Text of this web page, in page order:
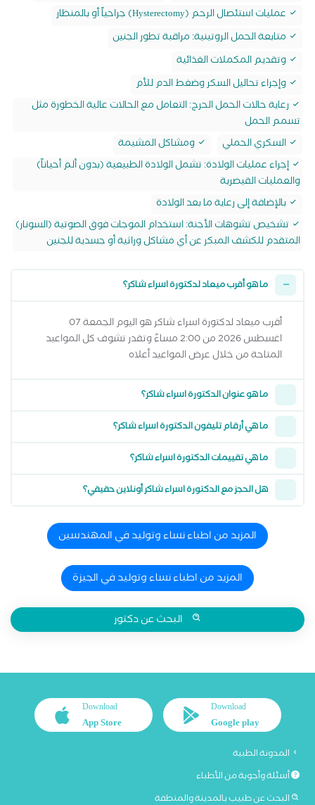
عمليات استئصال الرحم (Hysterectomy) جراحياً أو بالمنظار
متابعة الحمل الروتينية: مراقبة تطور الجنين
وتقديم المكملات الغذائية
وإجراء تحاليل السكر وضغط الدم للأم
رعاية حالات الحمل الحرج: التعامل مع الحالات عالية الخطورة مثل
تسمم الحمل
السكري الحملي
ومشاكل المشيمة
إجراء عمليات الولادة: تشمل الولادة الطبيعية (بدون ألم أحياناً)
والعمليات القيصرية
بالإضافة إلى رعاية ما بعد الولادة
تشخيص تشوهات الأجنة: استخدام الموجات فوق الصوتية (السونار)
المتقدم للكشف المبكر عن أي مشاكل وراثية أو جسدية للجنين
ما هو أقرب ميعاد لدكتورة اسراء شاكر؟
أقرب ميعاد لدكتورة اسراء شاكر هو اليوم الجمعة 07
اغسطس 2026 من 2:00 مساءً وتقدر تشوف كل المواعيد
المتاحة من خلال عرض المواعيد أعلاه
ما هو عنوان الدكتورة اسراء شاكر؟
ما هي أرقام تليفون الدكتورة اسراء شاكر؟
ما هي تقييمات الدكتورة اسراء شاكر؟
هل الحجز مع الدكتورة اسراء شاكر أونلاين حقيقي؟
المزيد من اطباء نساء وتوليد في المهندسين
المزيد من اطباء نساء وتوليد في الجيزة
البحث عن دكتور
Download
Google play
Download
App Store
المدونة الطبية
أسئلة وأجوبة من الأطباء
البحث عن طبيب بالمدينة والمنطقة